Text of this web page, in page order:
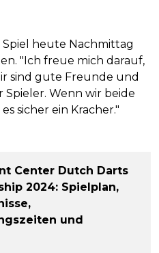
Spiel heute Nachmittag
"Ich freue mich darauf,
sind gute Freunde und
Wenn wir beide
sicher ein Kracher."
Center Dutch Darts
2024: Spielplan,
und